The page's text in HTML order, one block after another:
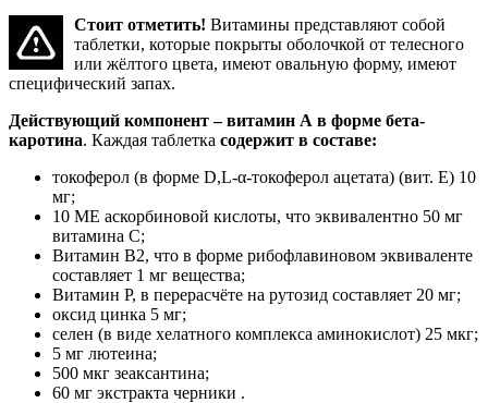
Стоит отметить! Витамины представляют собой
таблетки, которые покрыты оболочкой от телесного
или жёлтого цвета, имеют овальную форму, имеют
специфический запах.
Действующий компонент – витамин А в форме бета-
каротина. Каждая таблетка содержит в составе:
токоферол (в форме D,L-α-токоферол ацетата) (вит. Е) 10
мг;
10 МЕ аскорбиновой кислоты, что эквивалентно 50 мг
витамина С;
Витамин В2, что в форме рибофлавиновом эквиваленте
составляет 1 мг вещества;
Витамин Р, в перерасчёте на рутозид составляет 20 мг;
оксид цинка 5 мг;
селен (в виде хелатного комплекса аминокислот) 25 мкг;
5 мг лютеина;
500 мкг зеаксантина;
60 мг экстракта черники .